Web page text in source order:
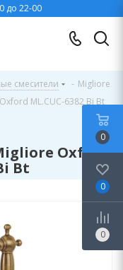
до 22-00
смесители - Migliore
ML.CUC-6382 Bi Bt
Oxford
Bt
0
0
0